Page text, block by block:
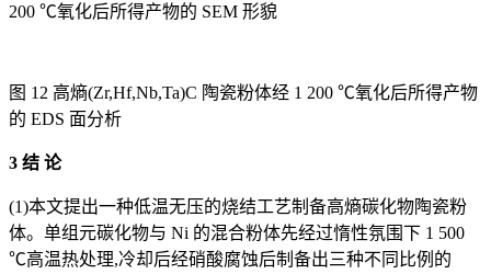
200 ℃氧化后所得产物的 SEM 形貌
图 12 高熵(Zr,Hf,Nb,Ta)C 陶瓷粉体经 1 200 ℃氧化后所得产物
的 EDS 面分析
3 结 论
(1)本文提出一种低温无压的烧结工艺制备高熵碳化物陶瓷粉
体。单组元碳化物与 Ni 的混合粉体先经过惰性氛围下 1 500
℃高温热处理,冷却后经硝酸腐蚀后制备出三种不同比例的